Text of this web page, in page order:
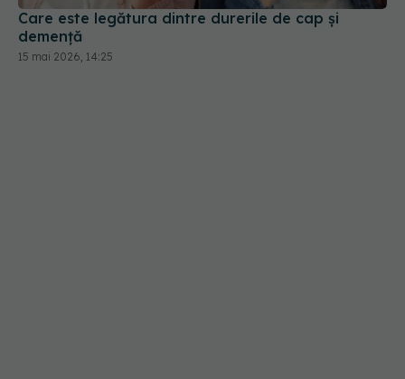
Care este legătura dintre durerile de cap și
demență
15 mai 2026, 14:25